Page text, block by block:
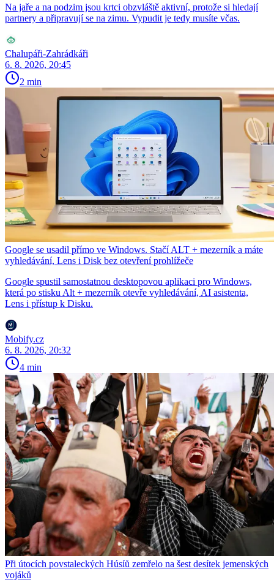
Na jaře a na podzim jsou krtci obzvláště aktivní, protože si hledají
partnery a připravují se na zimu. Vypudit je tedy musíte včas.
Chalupáři-Zahrádkáři
6. 8. 2026, 20:45
2 min
Google se usadil přímo ve Windows. Stačí ALT + mezerník a máte
vyhledávání, Lens i Disk bez otevření prohlížeče
Google spustil samostatnou desktopovou aplikaci pro Windows,
která po stisku Alt + mezerník otevře vyhledávání, AI asistenta,
Lens i přístup k Disku.
Mobify.cz
6. 8. 2026, 20:32
4 min
Při útocích povstaleckých Húsíů zemřelo na šest desítek jemenských
vojáků